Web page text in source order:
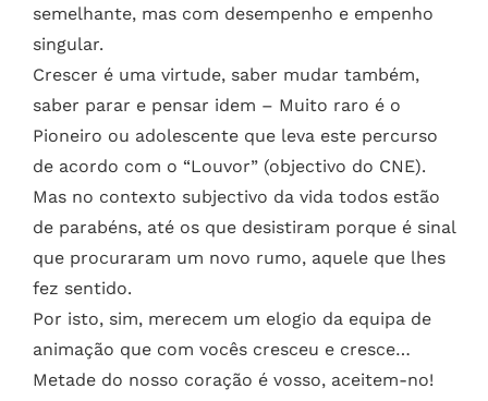
semelhante, mas com desempenho e empenho
singular.
Crescer é uma virtude, saber mudar também,
saber parar e pensar idem – Muito raro é o
Pioneiro ou adolescente que leva este percurso
de acordo com o “Louvor” (objectivo do CNE).
Mas no contexto subjectivo da vida todos estão
de parabéns, até os que desistiram porque é sinal
que procuraram um novo rumo, aquele que lhes
fez sentido.
Por isto, sim, merecem um elogio da equipa de
animação que com vocês cresceu e cresce…
Metade do nosso coração é vosso, aceitem-no!